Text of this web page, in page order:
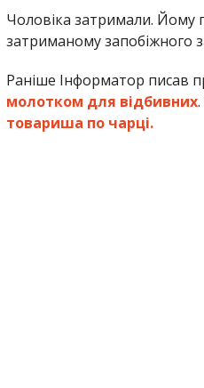
Чоловіка затримали. Йому
затриманому запобіжного
Раніше Інформатор писав
молотком для відбивних
товариша по чарці.